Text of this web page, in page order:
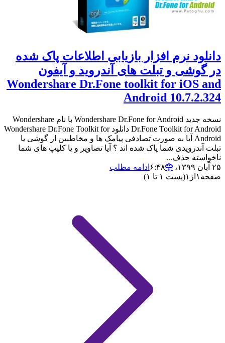
دانلود نرم افزار بازیابی اطلاعات پاک شده
در گوشی و تبلت های آندروید و آیفون
Wondershare Dr.Fone toolkit for iOS and
Android 10.7.2.324
نسخه جدید Wondershare Dr.Fone for Android با نام Wondershare
Dr.Fone Toolkit for Android دانلود Wondershare Dr.Fone Toolkit for
Android آیا به صورت تصادفی پیامک ها و مخاطبین از گوشی یا
تبلت آندرویدی شما پاک شده اند ؟ آیا تصاویر و یا کلیپ های شما
ناخواسته حذف...
۲۵ آبان ۱۳۹۹،‏ ۶:۴۸
ادامه مطلب
صفحه ۱ از ۱(پست ۱ تا ۱)